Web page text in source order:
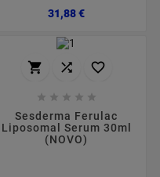
31,88 €Preço
  
    
Sesderma Ferulac
Liposomal Serum 30ml
(NOVO)